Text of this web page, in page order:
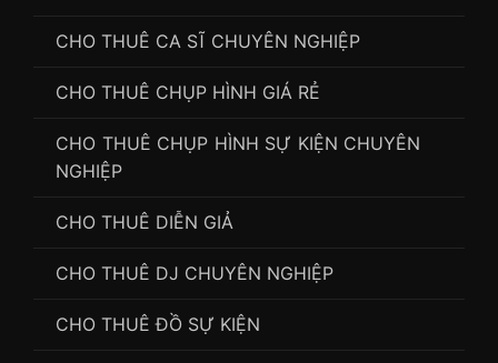
CHO THUÊ CA SĨ CHUYÊN NGHIỆP
CHO THUÊ CHỤP HÌNH GIÁ RẺ
CHO THUÊ CHỤP HÌNH SỰ KIỆN CHUYÊN
NGHIỆP
CHO THUÊ DIỄN GIẢ
CHO THUÊ DJ CHUYÊN NGHIỆP
CHO THUÊ ĐỒ SỰ KIỆN